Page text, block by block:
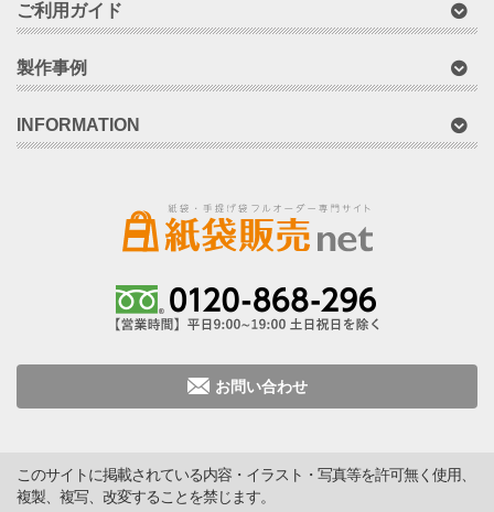
ご利用ガイド
製作事例
INFORMATION
お問い合わせ
このサイトに掲載されている内容・イラスト・写真等を許可無く使用、
複製、複写、改変することを禁じます。